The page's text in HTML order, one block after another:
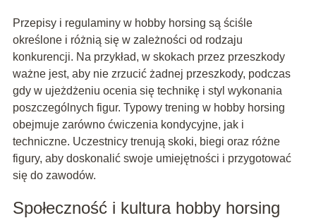
Przepisy i regulaminy w hobby horsing są ściśle
określone i różnią się w zależności od rodzaju
konkurencji. Na przykład, w skokach przez przeszkody
ważne jest, aby nie zrzucić żadnej przeszkody, podczas
gdy w ujeżdżeniu ocenia się technikę i styl wykonania
poszczególnych figur. Typowy trening w hobby horsing
obejmuje zarówno ćwiczenia kondycyjne, jak i
techniczne. Uczestnicy trenują skoki, biegi oraz różne
figury, aby doskonalić swoje umiejętności i przygotować
się do zawodów.
Społeczność i kultura hobby horsing